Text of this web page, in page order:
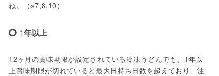
ね。（※7,8,10）
1年以上
12ヶ月の賞味期限が設定されている冷凍うどんでも、1年以
上賞味期限が切れていると最大日持ち日数を超えており、注